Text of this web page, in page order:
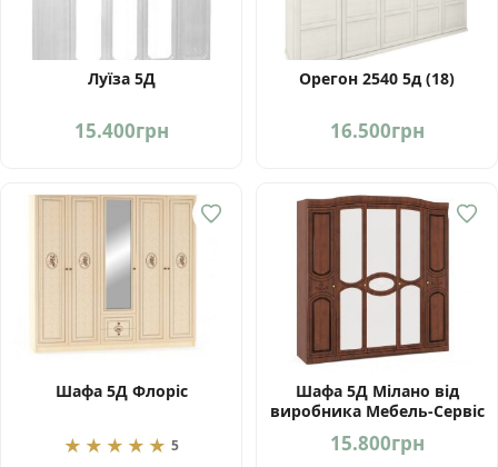
Луїза 5Д
15.400грн
Орегон 2540 5д (18)
16.500грн
Шафа 5Д Флоріс
★★★★★ 5
Шафа 5Д Мілано від
виробника Мебель-Сервіс
Україна
15.800грн